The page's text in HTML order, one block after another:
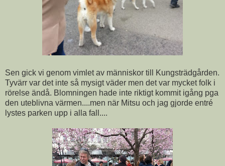
Sen gick vi genom vimlet av människor till Kungsträdgården.
Tyvärr var det inte så mysigt väder men det var mycket folk i
rörelse ändå. Blomningen hade inte riktigt kommit igång pga
den uteblivna värmen....men när Mitsu och jag gjorde entré
lystes parken upp i alla fall....